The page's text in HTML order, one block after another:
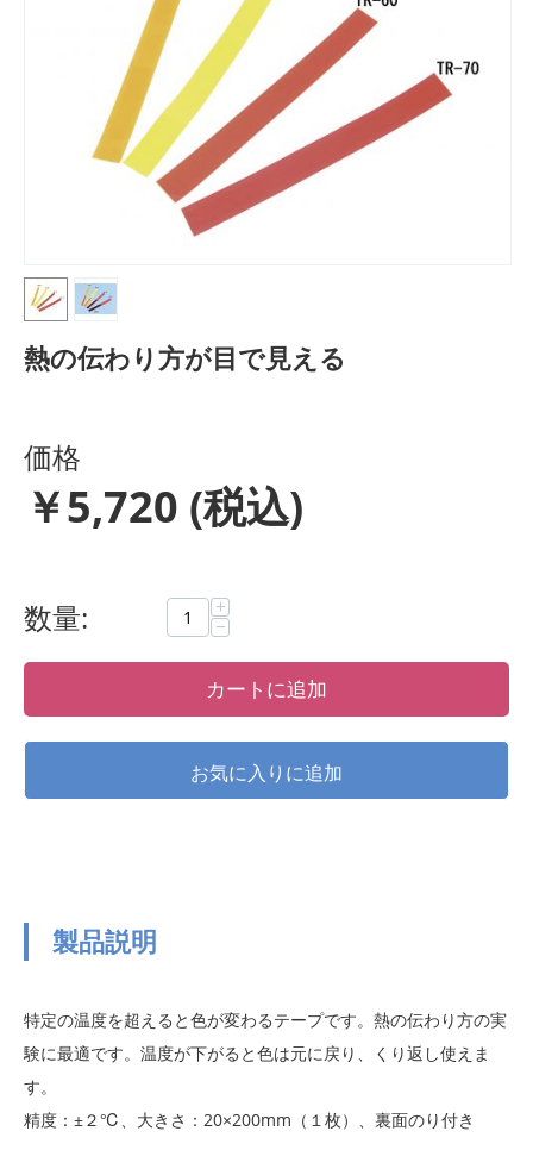
熱の伝わり方が目で見える
価格
￥5,720 (税込)
数量: +
−
カートに追加
製品説明
特定の温度を超えると色が変わるテープです。熱の伝わり方の実
験に最適です。温度が下がると色は元に戻り、くり返し使えま
す。
精度：±２℃、大きさ：20×200mm（１枚）、裏面のり付き